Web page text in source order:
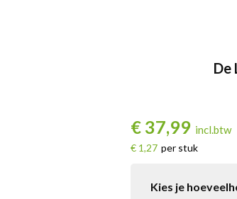
De
€ 37,99 incl.btw
€ 1,27 per stuk
Kies je